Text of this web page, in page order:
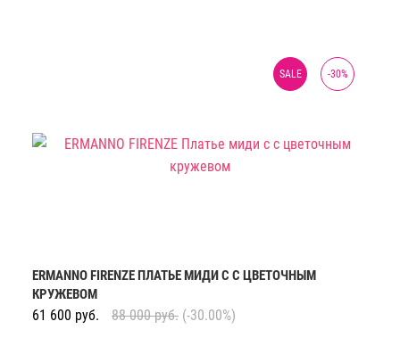
-30%
SALE
ERMANNO FIRENZE ПЛАТЬЕ МИДИ С С ЦВЕТОЧНЫМ
КРУЖЕВОМ
61 600 руб. 88 000 руб. (-30.00%)